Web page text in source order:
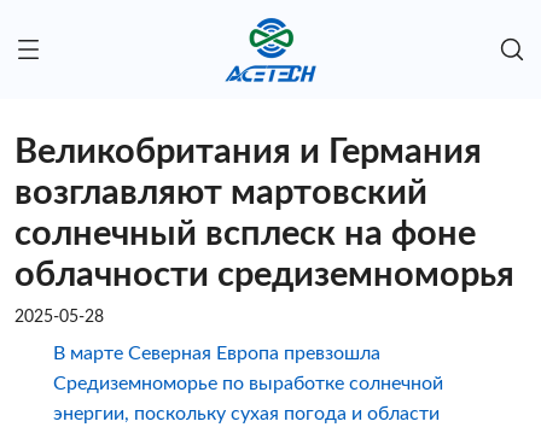
Великобритания и Германия
возглавляют мартовский
солнечный всплеск на фоне
облачности средиземноморья
2025-05-28
В марте Северная Европа превзошла
Средиземноморье по выработке солнечной
энергии, поскольку сухая погода и области